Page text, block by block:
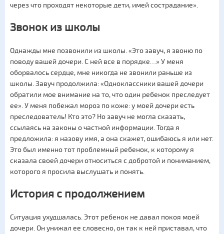
через что проходят некоторые дети, имей сострадание».
Звонок из школы
Однажды мне позвонили из школы. «Это завуч, я звоню по
поводу вашей дочери. С ней все в порядке…» У меня
оборвалось сердце, мне никогда не звонили раньше из
школы. Завуч продолжила: «Одноклассники вашей дочери
обратили мое внимание на то, что один ребенок преследует
ее». У меня побежал мороз по коже: у моей дочери есть
преследователь! Кто это? Но завуч не могла сказать,
ссылаясь на законы о частной информации. Тогда я
предложила: я назову имя, а она скажет, ошибаюсь я или нет.
Это был именно тот проблемный ребенок, к которому я
сказала своей дочери относиться с добротой и пониманием,
которого я просила выслушать и понять.
История с продолжением
Ситуация ухудшалась. Этот ребенок не давал покоя моей
дочери. Он унижал ее словесно, он так к ней приставал, что